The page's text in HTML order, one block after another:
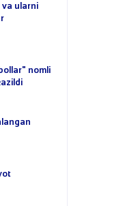
ularni
nomli